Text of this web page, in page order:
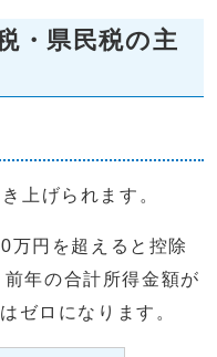
・県民税の主
上げられます。
万円を超えると控除
年の合計所得金額が
ゼロになります。